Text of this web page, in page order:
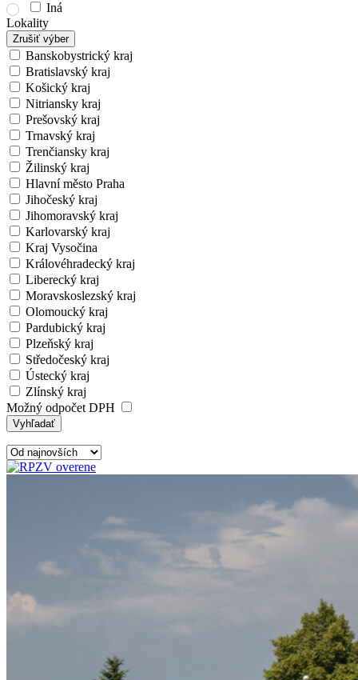
Iná
Lokality
Zrušiť výber
Banskobystrický kraj
Bratislavský kraj
Košický kraj
Nitriansky kraj
Prešovský kraj
Trnavský kraj
Trenčiansky kraj
Žilinský kraj
Hlavní město Praha
Jihočeský kraj
Jihomoravský kraj
Karlovarský kraj
Kraj Vysočina
Královéhradecký kraj
Liberecký kraj
Moravskoslezský kraj
Olomoucký kraj
Pardubický kraj
Plzeňský kraj
Středočeský kraj
Ústecký kraj
Zlínský kraj
Možný odpočet DPH
Vyhľadať